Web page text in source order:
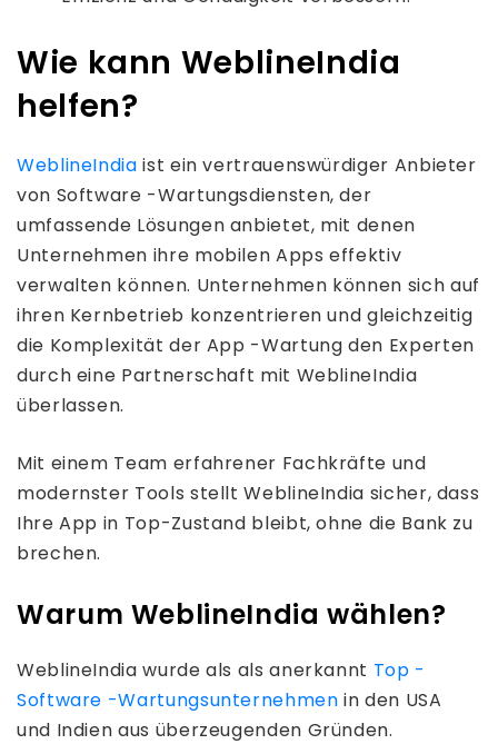
Wie kann WeblineIndia
helfen?
WeblineIndia ist ein vertrauenswürdiger Anbieter
von Software -Wartungsdiensten, der
umfassende Lösungen anbietet, mit denen
Unternehmen ihre mobilen Apps effektiv
verwalten können. Unternehmen können sich auf
ihren Kernbetrieb konzentrieren und gleichzeitig
die Komplexität der App -Wartung den Experten
durch eine Partnerschaft mit WeblineIndia
überlassen.
Mit einem Team erfahrener Fachkräfte und
modernster Tools stellt WeblineIndia sicher, dass
Ihre App in Top-Zustand bleibt, ohne die Bank zu
brechen.
Warum WeblineIndia wählen?
WeblineIndia wurde als als anerkannt Top -
Software -Wartungsunternehmen in den USA
und Indien aus überzeugenden Gründen.